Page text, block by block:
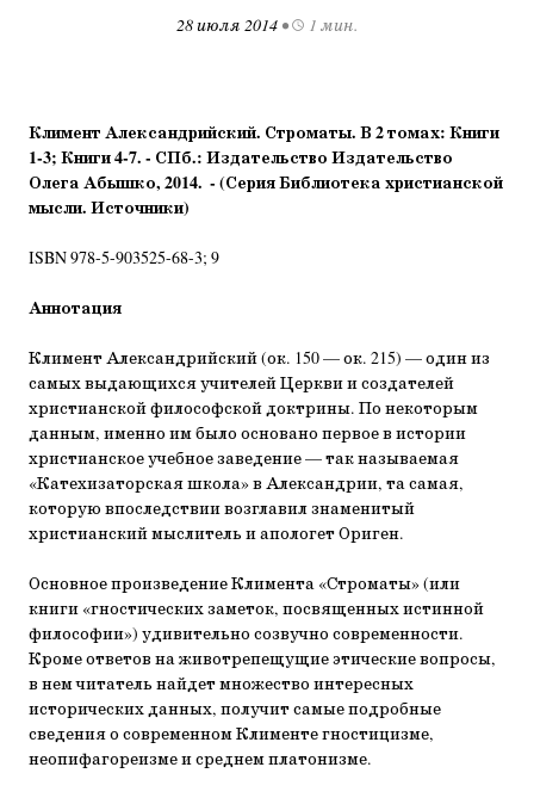
28 июля 2014• 1 мин.
Климент Александрийский. Строматы. В 2 томах: Книги
1-3; Книги 4-7. - СПб.: Издательство Издательство
Олега Абышко, 2014. - (Серия Библиотека христианской
мысли. Источники)
ISBN 978-5-903525-68-3; 9
Аннотация
Климент Александрийский (ок. 150 — ок. 215) — один из
самых выдающихся учителей Церкви и создателей
христианской философской доктрины. По некоторым
данным, именно им было основано первое в истории
христианское учебное заведение — так называемая
«Катехизаторская школа» в Александрии, та самая,
которую впоследствии возглавил знаменитый
христианский мыслитель и апологет Ориген.
Основное произведение Климента «Строматы» (или
книги «гностических заметок, посвященных истинной
философии») удивительно созвучно современности.
Кроме ответов на животрепещущие этические вопросы,
в нем читатель найдет множество интересных
исторических данных, получит самые подробные
сведения о современном Клименте гностицизме,
неопифагореизме и среднем платонизме.